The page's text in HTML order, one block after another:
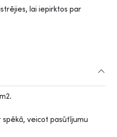
lai iepirktos par
spēkā, veicot pasūtījumu